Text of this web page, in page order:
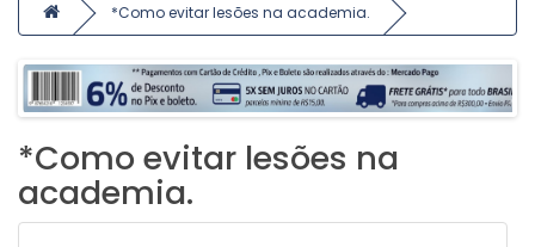
*Como evitar lesões na academia.
*Como evitar lesões na
academia.